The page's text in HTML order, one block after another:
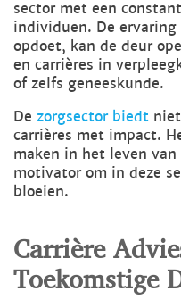
sector met een
individuen. De
opdoet, kan de deur
en carrières in
of zelfs geneeskunde.
De zorgsector biedt
carrières met impact.
maken in het leven
motivator om in deze
bloeien.
Carrière
Toekomstige